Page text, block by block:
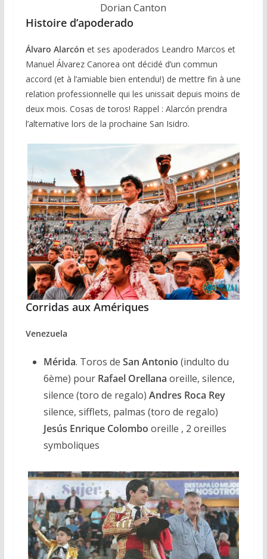
Dorian Canton
Histoire d’apoderado
Álvaro Alarcón et ses apoderados Leandro Marcos et
Manuel Álvarez Canorea ont décidé d’un commun
accord (et à l’amiable bien entendu!) de mettre fin à une
relation professionnelle qui les unissait depuis moins de
deux mois. Cosas de toros! Rappel : Alarcón prendra
l’alternative lors de la prochaine San Isidro.
Corridas aux Amériques
Venezuela
Mérida. Toros de San Antonio (indulto du
6ème) pour Rafael Orellana oreille, silence,
silence (toro de regalo) Andres Roca Rey
silence, sifflets, palmas (toro de regalo)
Jesús Enrique Colombo oreille , 2 oreilles
symboliques